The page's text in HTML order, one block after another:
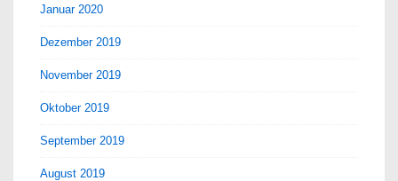
Januar 2020
Dezember 2019
November 2019
Oktober 2019
September 2019
August 2019